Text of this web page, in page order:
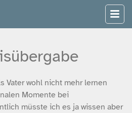
Vater wohl nicht mehr lernen
Momente bei
müsste ich es ja wissen aber